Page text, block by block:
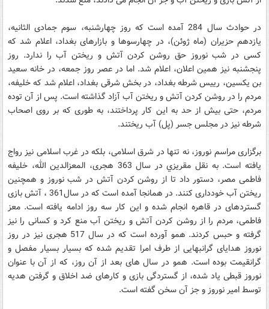
در حوادث سال 284 آمده است که روز چهارشنبه، سوم جمادى الثانيه،
يازدهم حزيران (ماه ژوئن)، در چهارسوها و بازارهاى بغداد، اعلام شد که
کسى در شب نوروز حق روشن کردن آتش و ريختن آب را ندارد. روز
پنجشنبه نيز همين اعلان، اعلام شد. اما در عصر روز جمعه، در خانه سعيد
بن يکسين، رييس شرطه بغداد، در بخش شرقى بغداد، اعلام شد که خليفه،
مردم را در روشن کردن آتش و ريختن آب آزاد گذاشته است. پس از آن توده
مردم، حتى بيش از حد به اين کار پرداختند، به طورى که بر روى اصحاب
شرطه نيز در مجلس جسر (پل) آب ريختند.
برگزارى مراسم نوروز، نه تنها در شرق اسلامى، بلکه در غرب اسلامى نيز رواج
يافته است. به نقل مقريزي در سال 363 هجرى، المعزالدين الله، خليفه
فاطمى مصر، دستور داد تا از روشن کردن آتش در شب نوروز و همچنين
ريختن آب خوددارى کنند. در همانجا آمده است که در سال361 ، آتش بازى
گسترده‏اى در قاهره انجام شده و اين کار سه روز ادامه يافته است. معز
فاطمى، مردم را از روشن کردن آتش و ريختن آب منع کرد و کسانى را نيز
گرفته و حبس کردند. همو آورده است که در سال 517 هجرى نيز در روز
نوروز هداياى گرانبهايى از طرف امرا تقديم شده که بسيار بسيار مفصل و
گرانقيمت بوده است. همو در سال هاى بعد از آن روز، که از آن با عنوان
نوروز قبطى ياد شده، از گستردگى بازى و کارهاى ضد اخلاق و گرفتن هديه
توسط امير نوروز و جز آن سخن گفته است.